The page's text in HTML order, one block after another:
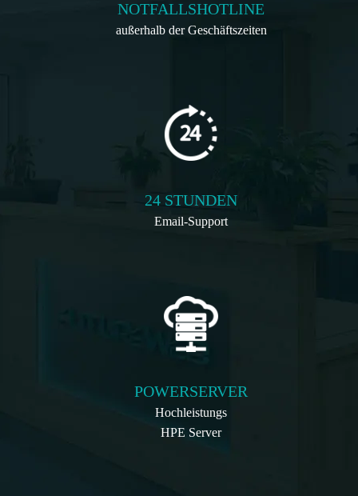
NOTFALLSHOTLINE
außerhalb der Geschäftszeiten
24 STUNDEN
Email-Support
POWERSERVER
Hochleistungs
HPE Server